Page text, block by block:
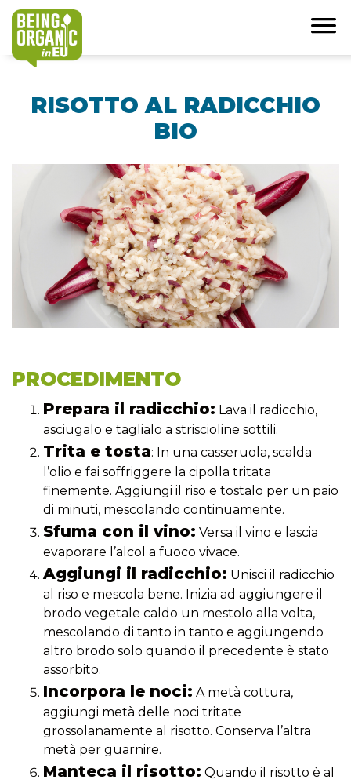
RISOTTO AL RADICCHIO
BIO
PROCEDIMENTO
Prepara il radicchio: Lava il radicchio,
asciugalo e taglialo a striscioline sottili.
Trita e tosta: In una casseruola, scalda
l’olio e fai soffriggere la cipolla tritata
finemente. Aggiungi il riso e tostalo per un paio
di minuti, mescolando continuamente.
Sfuma con il vino: Versa il vino e lascia
evaporare l’alcol a fuoco vivace.
Aggiungi il radicchio: Unisci il radicchio
al riso e mescola bene. Inizia ad aggiungere il
brodo vegetale caldo un mestolo alla volta,
mescolando di tanto in tanto e aggiungendo
altro brodo solo quando il precedente è stato
assorbito.
Incorpora le noci: A metà cottura,
aggiungi metà delle noci tritate
grossolanamente al risotto. Conserva l’altra
metà per guarnire.
Manteca il risotto: Quando il risotto è al